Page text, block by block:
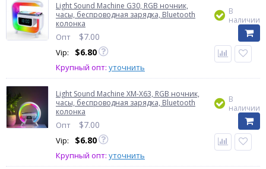
Light Sound Machine G30, RGB ночник,
часы, беспроводная зарядка, Bluetooth
колонка
Опт $7.00
Vip: $6.80
Крупный опт: уточнить
В
наличии
Light Sound Machine XM-X63, RGB ночник,
часы, беспроводная зарядка, Bluetooth
колонка
Опт $7.00
Vip: $6.80
Крупный опт: уточнить
В
наличии